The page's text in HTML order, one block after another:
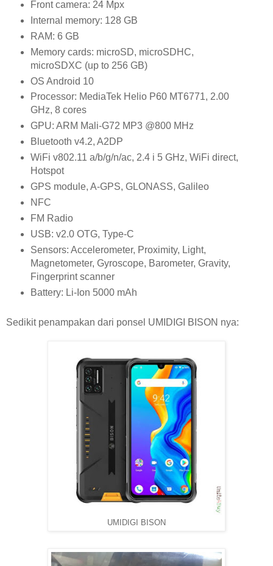
Front camera: 24 Mpx
Internal memory: 128 GB
RAM: 6 GB
Memory cards: microSD, microSDHC,
microSDXC (up to 256 GB)
OS Android 10
Processor: MediaTek Helio P60 MT6771, 2.00
GHz, 8 cores
GPU: ARM Mali-G72 MP3 @800 MHz
Bluetooth v4.2, A2DP
WiFi v802.11 a/b/g/n/ac, 2.4 i 5 GHz, WiFi direct,
Hotspot
GPS module, A-GPS, GLONASS, Galileo
NFC
FM Radio
USB: v2.0 OTG, Type-C
Sensors: Accelerometer, Proximity, Light,
Magnetometer, Gyroscope, Barometer, Gravity,
Fingerprint scanner
Battery: Li-Ion 5000 mAh
Sedikit penampakan dari ponsel UMIDIGI BISON nya:
UMIDIGI BISON